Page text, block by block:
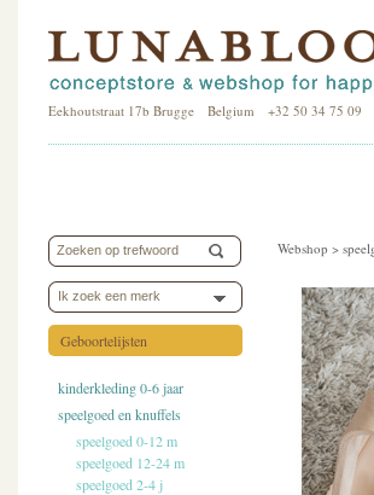
Eekhoutstraat 17b Brugge Belgium +32 50 34 75 09
Ik zoek een merk
Geboortelijsten
kinderkleding 0-6 jaar
speelgoed en knuffels
speelgoed 0-12 m
speelgoed 12-24 m
speelgoed 2-4 j
Webshop >